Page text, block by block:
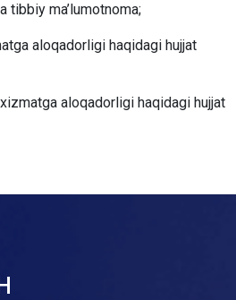
tibbiy ma’lumotnoma;
aloqadorligi haqidagi hujjat
aloqadorligi haqidagi hujjat